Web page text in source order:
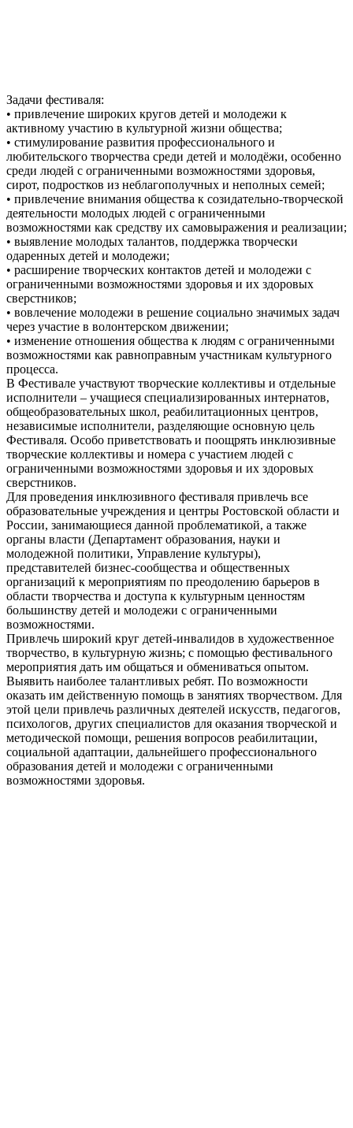
Задачи фестиваля:
• привлечение широких кругов детей и молодежи к
активному участию в культурной жизни общества;
• стимулирование развития профессионального и
любительского творчества среди детей и молодёжи, особенно
среди людей с ограниченными возможностями здоровья,
сирот, подростков из неблагополучных и неполных семей;
• привлечение внимания общества к созидательно-творческой
деятельности молодых людей с ограниченными
возможностями как средству их самовыражения и реализации;
• выявление молодых талантов, поддержка творчески
одаренных детей и молодежи;
• расширение творческих контактов детей и молодежи с
ограниченными возможностями здоровья и их здоровых
сверстников;
• вовлечение молодежи в решение социально значимых задач
через участие в волонтерском движении;
• изменение отношения общества к людям с ограниченными
возможностями как равноправным участникам культурного
процесса.
В Фестивале участвуют творческие коллективы и отдельные
исполнители – учащиеся специализированных интернатов,
общеобразовательных школ, реабилитационных центров,
независимые исполнители, разделяющие основную цель
Фестиваля. Особо приветствовать и поощрять инклюзивные
творческие коллективы и номера с участием людей с
ограниченными возможностями здоровья и их здоровых
сверстников.
Для проведения инклюзивного фестиваля привлечь все
образовательные учреждения и центры Ростовской области и
России, занимающиеся данной проблематикой, а также
органы власти (Департамент образования, науки и
молодежной политики, Управление культуры),
представителей бизнес-сообщества и общественных
организаций к мероприятиям по преодолению барьеров в
области творчества и доступа к культурным ценностям
большинству детей и молодежи с ограниченными
возможностями.
Привлечь широкий круг детей-инвалидов в художественное
творчество, в культурную жизнь; с помощью фестивального
мероприятия дать им общаться и обмениваться опытом.
Выявить наиболее талантливых ребят. По возможности
оказать им действенную помощь в занятиях творчеством. Для
этой цели привлечь различных деятелей искусств, педагогов,
психологов, других специалистов для оказания творческой и
методической помощи, решения вопросов реабилитации,
социальной адаптации, дальнейшего профессионального
образования детей и молодежи с ограниченными
возможностями здоровья.